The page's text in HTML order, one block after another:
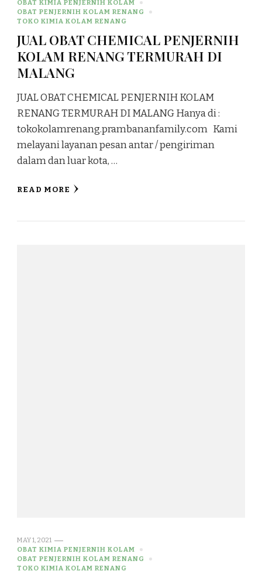
OBAT KIMIA PENJERNIH KOLAM
OBAT PENJERNIH KOLAM RENANG
TOKO KIMIA KOLAM RENANG
JUAL OBAT CHEMICAL PENJERNIH
KOLAM RENANG TERMURAH DI
MALANG
JUAL OBAT CHEMICAL PENJERNIH KOLAM
RENANG TERMURAH DI MALANG Hanya di :
tokokolamrenang.prambananfamily.com Kami
melayani layanan pesan antar / pengiriman
dalam dan luar kota, …
READ MORE
MAY 1, 2021
OBAT KIMIA PENJERNIH KOLAM
OBAT PENJERNIH KOLAM RENANG
TOKO KIMIA KOLAM RENANG